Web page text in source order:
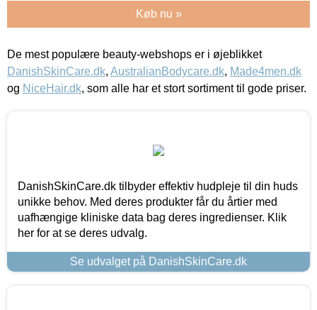
Køb nu »
De mest populære beauty-webshops er i øjeblikket
DanishSkinCare.dk, AustralianBodycare.dk, Made4men.dk
og NiceHair.dk, som alle har et stort sortiment til gode priser.
DanishSkinCare.dk tilbyder effektiv hudpleje til din huds
unikke behov. Med deres produkter får du årtier med
uafhængige kliniske data bag deres ingredienser. Klik
her for at se deres udvalg.
Se udvalget på DanishSkinCare.dk